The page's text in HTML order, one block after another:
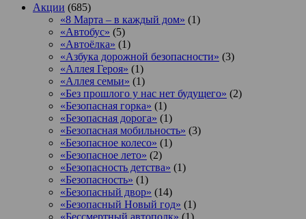
Акции (685)
«8 Марта – в каждый дом» (1)
«Автобус» (5)
«Автоёлка» (1)
«Азбука дорожной безопасности» (3)
«Аллея Героя» (1)
«Аллея семьи» (1)
«Без прошлого у нас нет будущего» (2)
«Безопасная горка» (1)
«Безопасная дорога» (1)
«Безопасная мобильность» (3)
«Безопасное колесо» (1)
«Безопасное лето» (2)
«Безопасность детства» (1)
«Безопасность» (1)
«Безопасный двор» (14)
«Безопасный Новый год» (1)
«Бессмертный автополк» (1)